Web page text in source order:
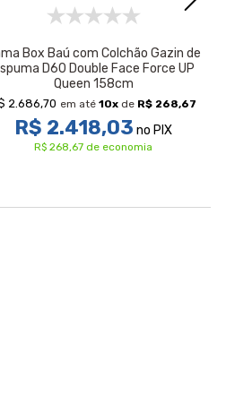
Box Baú com Colchão Gazin de
D60 Double Face Force UP
Queen 158cm
2.686,70 em até 10x de R$ 268,67
R$ 2.418,03 no PIX
R$ 268,67 de economia